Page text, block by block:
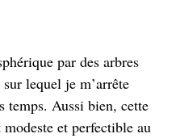
par des arbres
lequel je m’arrête
temps. Aussi bien, cette
et perfectible au